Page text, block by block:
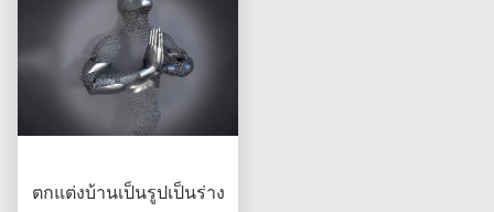
ตกแต่งบ้านเป็นรูปเป็นร่าง